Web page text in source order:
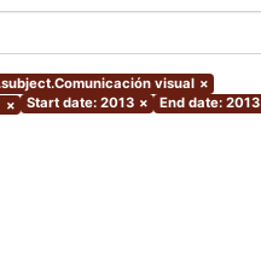
visual ×
× Start date: 2013 × End date: 2013